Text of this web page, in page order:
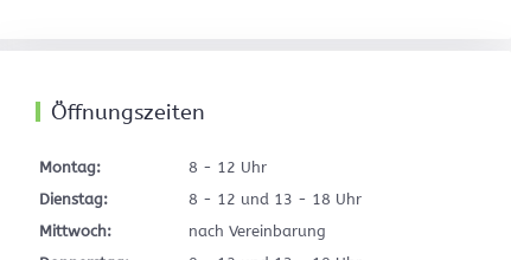
Öffnungszeiten
Montag:
8 - 12 Uhr
Dienstag:
8 - 12 und 13 - 18 Uhr
Mittwoch:
nach Vereinbarung